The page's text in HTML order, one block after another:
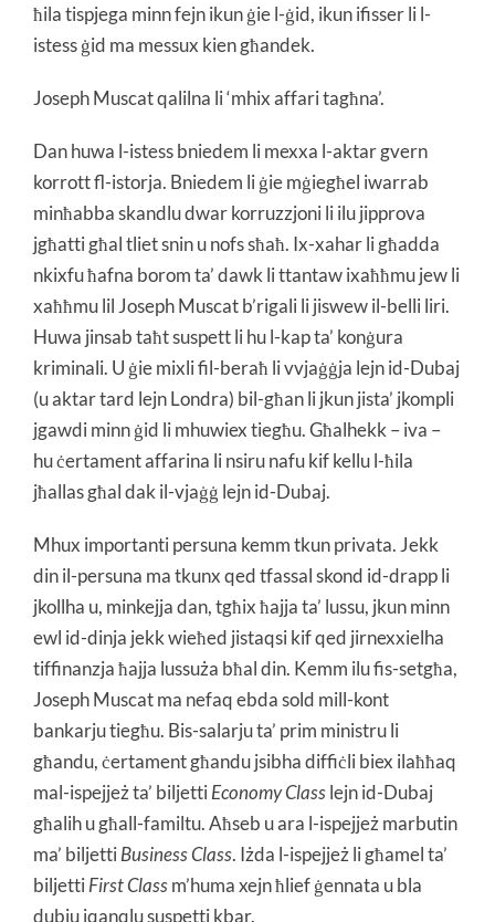
ħila tispjega minn fejn ikun ġie l-ġid, ikun ifisser li l-
istess ġid ma messux kien għandek.
Joseph Muscat qalilna li ‘mhix affari tagħna’.
Dan huwa l-istess bniedem li mexxa l-aktar gvern
korrott fl-istorja. Bniedem li ġie mġiegħel iwarrab
minħabba skandlu dwar korruzzjoni li ilu jipprova
jgħatti għal tliet snin u nofs sħaħ. Ix-xahar li għadda
nkixfu ħafna borom ta’ dawk li ttantaw ixaħħmu jew li
xaħħmu lil Joseph Muscat b’rigali li jiswew il-belli liri.
Huwa jinsab taħt suspett li hu l-kap ta’ konġura
kriminali. U ġie mixli fil-beraħ li vvjaġġja lejn id-Dubaj
(u aktar tard lejn Londra) bil-għan li jkun jista’ jkompli
jgawdi minn ġid li mhuwiex tiegħu. Għalhekk – iva –
hu ċertament affarina li nsiru nafu kif kellu l-ħila
jħallas għal dak il-vjaġġ lejn id-Dubaj.
Mhux importanti persuna kemm tkun privata. Jekk
din il-persuna ma tkunx qed tfassal skond id-drapp li
jkollha u, minkejja dan, tgħix ħajja ta’ lussu, jkun minn
ewl id-dinja jekk wieħed jistaqsi kif qed jirnexxielha
tiffinanzja ħajja lussuża bħal din. Kemm ilu fis-setgħa,
Joseph Muscat ma nefaq ebda sold mill-kont
bankarju tiegħu. Bis-salarju ta’ prim ministru li
għandu, ċertament għandu jsibha diffiċli biex ilaħħaq
mal-ispejjeż ta’ biljettiEconomy Classlejn id-Dubaj
għalih u għall-familtu. Aħseb u ara l-ispejjeż marbutin
ma’ biljettiBusiness Class. Iżda l-ispejjeż li għamel ta’
biljettiFirst Classm’huma xejn ħlief ġennata u bla
dubju jqanqlu suspetti kbar.